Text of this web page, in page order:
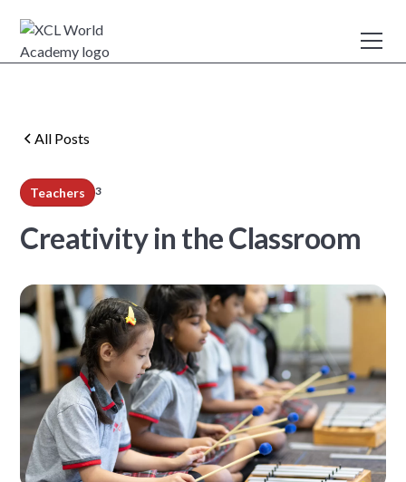
All Posts
Teachers 3
Creativity in the Classroom